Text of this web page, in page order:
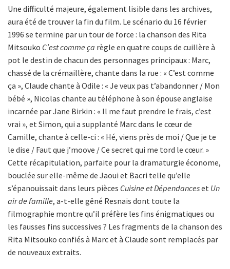
Une difficulté majeure, également lisible dans les archives,
aura été de trouver la fin du film. Le scénario du 16 février
1996 se termine par un tour de force : la chanson des Rita
Mitsouko C’est comme ça règle en quatre coups de cuillère à
pot le destin de chacun des personnages principaux : Marc,
chassé de la crémaillère, chante dans la rue : « C’est comme
ça », Claude chante à Odile : « Je veux pas t’abandonner / Mon
bébé », Nicolas chante au téléphone à son épouse anglaise
incarnée par Jane Birkin : « Il me faut prendre le frais, c’est
vrai », et Simon, qui a supplanté Marc dans le cœur de
Camille, chante à celle-ci : « Hé, viens près de moi / Que je te
le dise / Faut que j’moove / Ce secret qui me tord le cœur. »
Cette récapitulation, parfaite pour la dramaturgie économe,
bouclée sur elle-même de Jaoui et Bacri telle qu’elle
s’épanouissait dans leurs pièces Cuisine et Dépendanceset Un
air de famille, a-t-elle gêné Resnais dont toute la
filmographie montre qu’il préfère les fins énigmatiques ou
les fausses fins successives ? Les fragments de la chanson des
Rita Mitsouko confiés à Marc et à Claude sont remplacés par
de nouveaux extraits.